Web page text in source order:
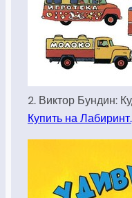
2. Виктор Бундин:
Купить на